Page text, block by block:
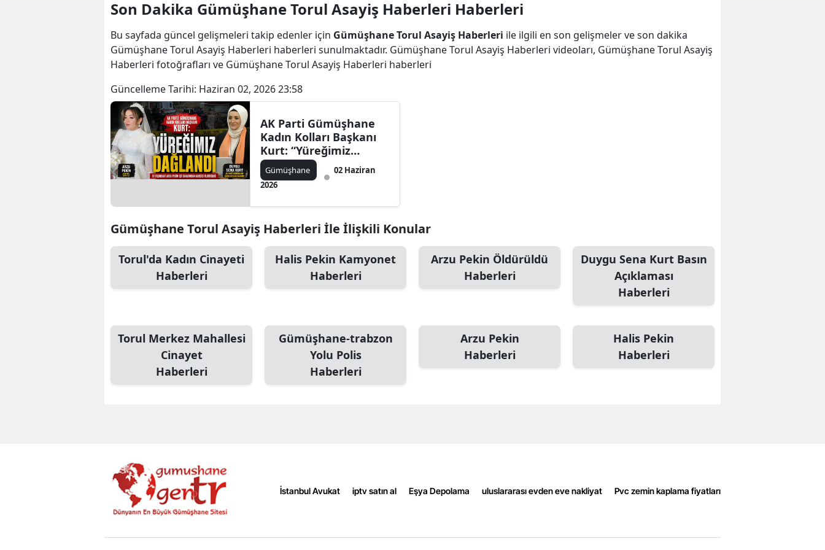
Bilecik
Bingöl
Diyarbakır
Edirne
Erzincan
Hakkari
Isparta
Son Dakika Gümüşhane Torul Asayiş Haberleri Haberleri
Bu sayfada güncel gelişmeleri takip edenler için Gümüşhane Torul Asayiş Haberleri ile ilgili en son gelişmeler ve son dakika
Gümüşhane Torul Asayiş Haberleri haberleri sunulmaktadır. Gümüşhane Torul Asayiş Haberleri videoları, Gümüşhane Torul Asayiş
Haberleri fotoğrafları ve Gümüşhane Torul Asayiş Haberleri haberleri
Güncelleme Tarihi: Haziran 02, 2026 23:58
AK Parti Gümüşhane
Kadın Kolları Başkanı
Kurt: “Yüreğimiz
dağlandı”
Gümüşhane
02 Haziran
2026
Gümüşhane Torul Asayiş Haberleri İle İlişkili Konular
Torul'da Kadın Cinayeti
Haberleri
Halis Pekin Kamyonet
Haberleri
Arzu Pekin Öldürüldü
Haberleri
Duygu Sena Kurt Basın
Açıklaması
Haberleri
Torul Merkez Mahallesi
Cinayet
Haberleri
Gümüşhane-trabzon
Yolu Polis
Haberleri
Arzu Pekin
Haberleri
Halis Pekin
Haberleri
İstanbul Avukat iptv satın al Eşya Depolama uluslararası evden eve nakliyat Pvc zemin kaplama fiyatları